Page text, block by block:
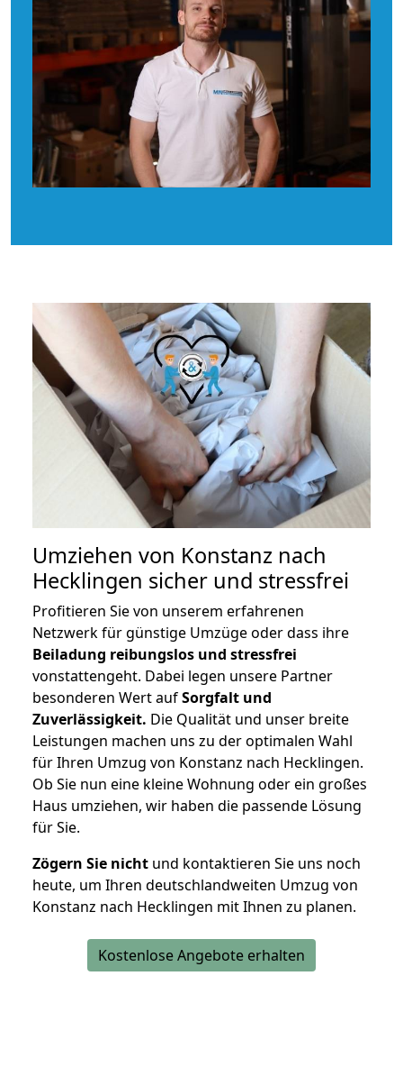
Umziehen von Konstanz nach
Hecklingen sicher und stressfrei
Profitieren Sie von unserem erfahrenen
Netzwerk für günstige Umzüge oder dass ihre
Beiladung reibungslos und stressfrei
vonstattengeht. Dabei legen unsere Partner
besonderen Wert aufSorgfalt und
Zuverlässigkeit. Die Qualität und unser breite
Leistungen machen uns zu der optimalen Wahl
für Ihren Umzug von Konstanz nach Hecklingen.
Ob Sie nun eine kleine Wohnung oder ein großes
Haus umziehen, wir haben die passende Lösung
für Sie.
Zögern Sie nicht und kontaktieren Sie uns noch
heute, um Ihren deutschlandweiten Umzug von
Konstanz nach Hecklingen mit Ihnen zu planen.
Kostenlose Angebote erhalten